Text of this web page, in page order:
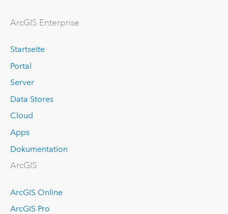
ArcGIS Enterprise
Startseite
Portal
Server
Data Stores
Cloud
Apps
Dokumentation
ArcGIS
ArcGIS Online
ArcGIS Pro